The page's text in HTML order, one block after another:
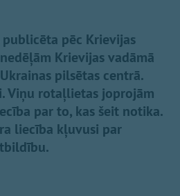
pēc Krievijas
Krievijas vadāmā
pilsētas centrā.
Viņu rotaļlietas joprojām
par to, kas šeit notika.
liecība kļuvusi par